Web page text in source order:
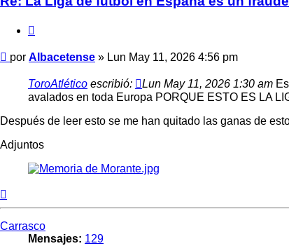
Mensaje
por Albacetense » Lun May 11, 2026 4:56 pm
ToroAtlético escribió: Lun May 11, 2026 1:30 am
avalados en toda Europa PORQUE ESTO ES LA
Después de leer esto se me han quitado las ganas de
Adjuntos
Carrasco
Mensajes: 129